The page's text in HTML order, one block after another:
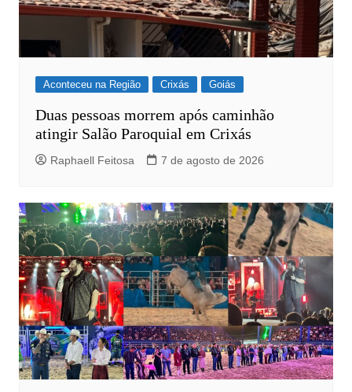
Aconteceu na Região Crixás Goiás
Duas pessoas morrem após caminhão
atingir Salão Paroquial em Crixás
Raphaell Feitosa 7 de agosto de 2026